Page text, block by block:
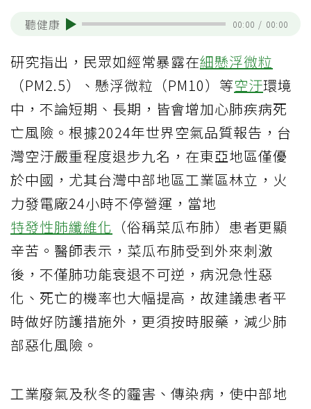
聽健康 00:00 / 00:00
研究指出，民眾如經常暴露在細懸浮微粒
（PM2.5）、懸浮微粒（PM10）等空汙環境
中，不論短期、長期，皆會增加心肺疾病死
亡風險。根據2024年世界空氣品質報告，台
灣空汙嚴重程度退步九名，在東亞地區僅優
於中國，尤其台灣中部地區工業區林立，火
力發電廠24小時不停營運，當地
特發性肺纖維化 （俗稱菜瓜布肺）患者更顯
辛苦。醫師表示，菜瓜布肺受到外來刺激
後，不僅肺功能衰退不可逆，病況急性惡
化、死亡的機率也大幅提高，故建議患者平
時做好防護措施外，更須按時服藥，減少肺
部惡化風險。
工業廢氣及秋冬的霾害、傳染病，使中部地